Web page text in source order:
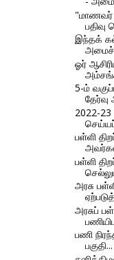
"மாணவர்
இந்தக்
ஓர்
5-ம்
தேர்வு
2022-
பள்ளி
பள்ளி
அரசு
அரசுப்
பணி
பகுதி...